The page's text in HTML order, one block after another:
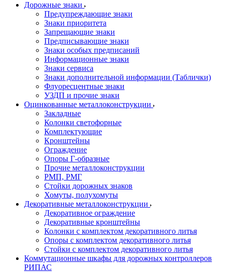
Дорожные знаки
Предупреждающие знаки
Знаки приоритета
Запрещающие знаки
Предписывающие знаки
Знаки особых предписаний
Информационные знаки
Знаки сервиса
Знаки дополнительной информации (Таблички)
Флуоресцентные знаки
УЗДП и прочие знаки
Оцинкованные металлоконструкции
Закладные
Колонки светофорные
Комплектующие
Кронштейны
Ограждение
Опоры Г-образные
Прочие металлоконструкции
РМП, РМГ
Стойки дорожных знаков
Хомуты, полухомуты
Декоративные металлоконструкции
Декоративное ограждение
Декоративные кронштейны
Колонки с комплектом декоративного литья
Опоры с комплектом декоративного литья
Стойки с комплектом декоративного литья
Коммутационные шкафы для дорожных контроллеров
РИПАС